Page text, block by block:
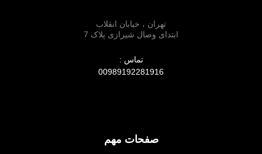
تهران ، خیابان انقلاب
ابتدای وصال شیرازی پلاک 7
تماس :
00989192281916
صفحات مهم